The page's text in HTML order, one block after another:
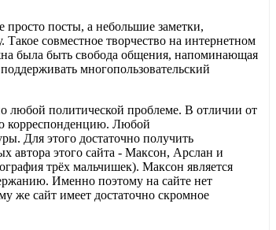
просто посты, а небольшие заметки,
совместное творчество на интернетном
была быть свобода общения, напоминающая
многопользовательский
любой политической проблеме. В отличии от
корреспонденцию. Любой
Для этого достаточно получить
автора этого сайта - Максон, Арслан и
трёх мальчишек). Максон является
Именно поэтому на сайте нет
же сайт имеет достаточно скромное